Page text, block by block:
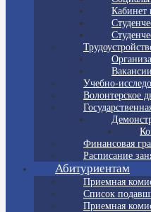
Кабинет
Учебно-
Волонтерское
Финансовая
Расписание
Абитуриентам
Приемная
Список
Приемная